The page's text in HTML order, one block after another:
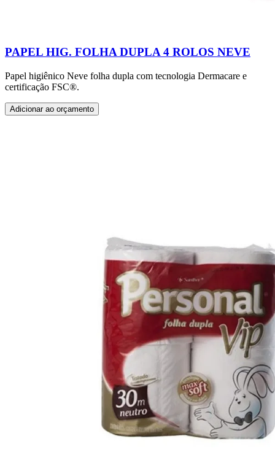
PAPEL HIG. FOLHA DUPLA 4 ROLOS NEVE
Papel higiênico Neve folha dupla com tecnologia Dermacare e
certificação FSC®.
Adicionar ao orçamento